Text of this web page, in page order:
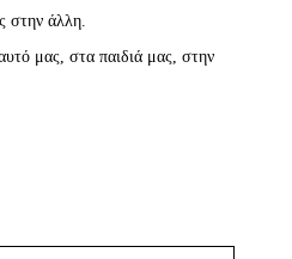
στην άλλη.
μας, στα παιδιά μας, στην